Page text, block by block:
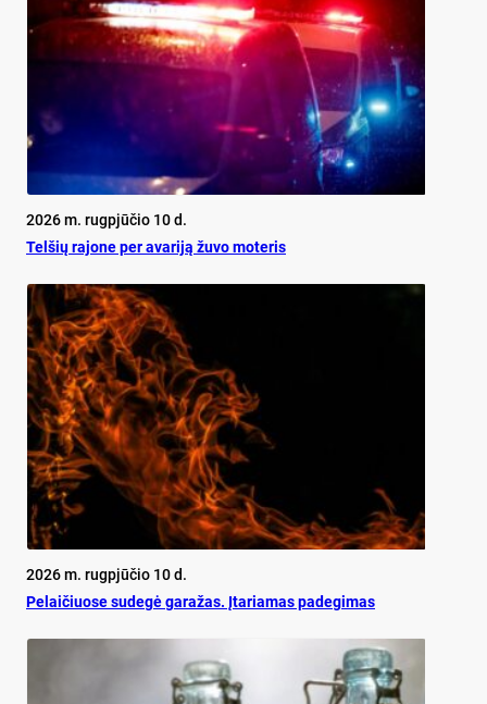
2026 m. rugpjūčio 10 d.
Telšių rajone per avariją žuvo moteris
2026 m. rugpjūčio 10 d.
Pe­lai­čiuo­se su­de­gė ga­ra­žas. Įta­ria­mas pa­de­gi­mas